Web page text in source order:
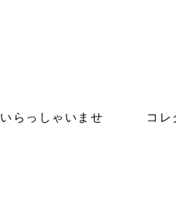
いらっしゃいませ コレ